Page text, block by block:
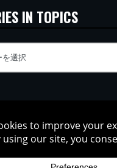
IN TOPICS
2002-2026 Tatsuya Oe / Model
reserved.